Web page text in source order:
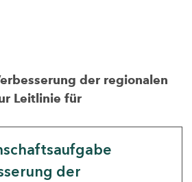
der regionalen
Leitlinie für
der